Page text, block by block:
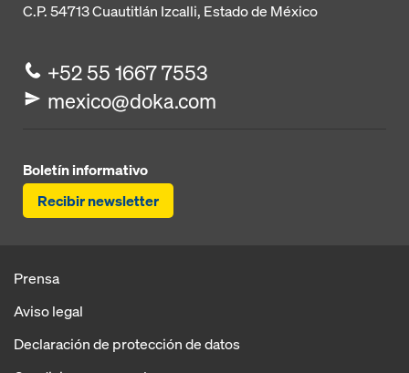
C.P. 54713Cuautitlán Izcalli, Estado de México
+52 55 1667 7553
mexico@doka.com
Boletín informativo
Recibir newsletter
Prensa
Aviso legal
Declaración de protección de datos